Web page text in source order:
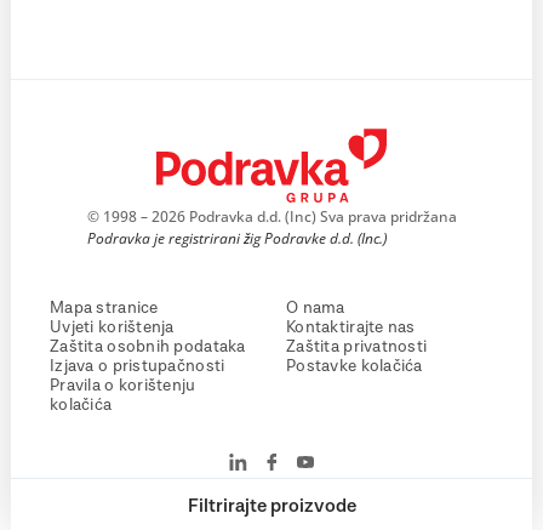
Filtrirajte proizvode
© 1998 – 2026 Podravka d.d. (Inc) Sva prava pridržana
Podravka je registrirani žig Podravke d.d. (Inc.)
Mapa stranice
Uvjeti korištenja
Zaštita osobnih podataka
Izjava o pristupačnosti
Pravila o korištenju
kolačića
O nama
Kontaktirajte nas
Zaštita privatnosti
Postavke kolačića